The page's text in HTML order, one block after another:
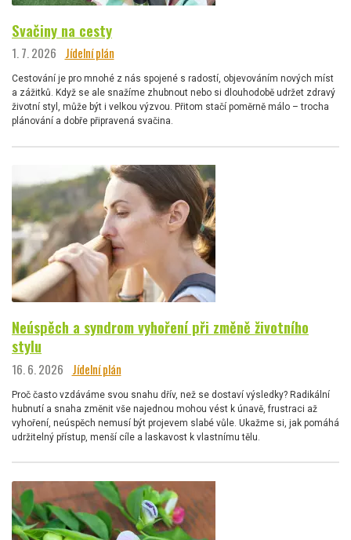
Svačiny na cesty
1. 7. 2026 Jídelní plán
Cestování je pro mnohé z nás spojené s radostí, objevováním nových míst
a zážitků. Když se ale snažíme zhubnout nebo si dlouhodobě udržet zdravý
životní styl, může být i velkou výzvou. Přitom stačí poměrně málo – trocha
plánování a dobře připravená svačina.
Neúspěch a syndrom vyhoření při změně životního
stylu
16. 6. 2026 Jídelní plán
Proč často vzdáváme svou snahu dřív, než se dostaví výsledky? Radikální
hubnutí a snaha změnit vše najednou mohou vést k únavě, frustraci až
vyhoření, neúspěch nemusí být projevem slabé vůle. Ukažme si, jak pomáhá
udržitelný přístup, menší cíle a laskavost k vlastnímu tělu.